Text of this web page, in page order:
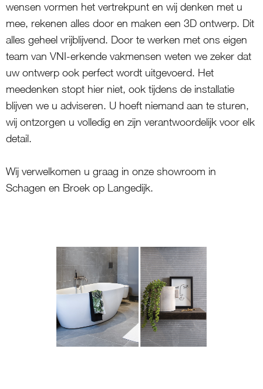
wensen vormen het vertrekpunt en wij denken met u
mee, rekenen alles door en maken een 3D ontwerp. Dit
alles geheel vrijblijvend. Door te werken met ons eigen
team van VNI-erkende vakmensen weten we zeker dat
uw ontwerp ook perfect wordt uitgevoerd. Het
meedenken stopt hier niet, ook tijdens de installatie
blijven we u adviseren. U hoeft niemand aan te sturen,
wij ontzorgen u volledig en zijn verantwoordelijk voor elk
detail.
Wij verwelkomen u graag in onze showroom in
Schagen en Broek op Langedijk.